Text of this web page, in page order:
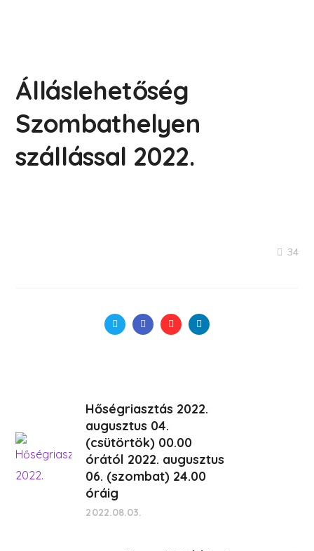
Álláslehetőség
Szombathelyen
szállással 2022.
34
Hőségriasztás 2022.
augusztus 04.
(csütörtök) 00.00
órától 2022. augusztus
06. (szombat) 24.00
óráig
2022.08.03.